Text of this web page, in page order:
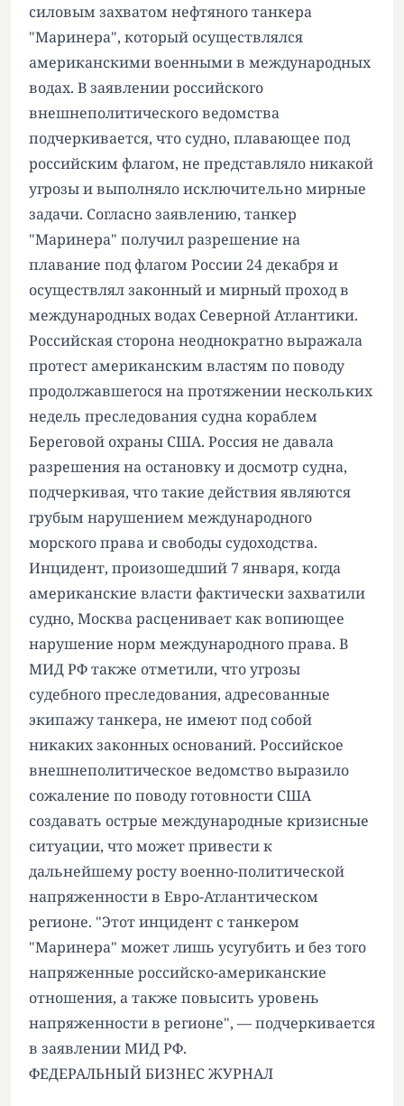
силовым захватом нефтяного танкера
"Маринера", который осуществлялся
американскими военными в международных
водах. В заявлении российского
внешнеполитического ведомства
подчеркивается, что судно, плавающее под
российским флагом, не представляло никакой
угрозы и выполняло исключительно мирные
задачи. Согласно заявлению, танкер
"Маринера" получил разрешение на
плавание под флагом России 24 декабря и
осуществлял законный и мирный проход в
международных водах Северной Атлантики.
Российская сторона неоднократно выражала
протест американским властям по поводу
продолжавшегося на протяжении нескольких
недель преследования судна кораблем
Береговой охраны США. Россия не давала
разрешения на остановку и досмотр судна,
подчеркивая, что такие действия являются
грубым нарушением международного
морского права и свободы судоходства.
Инцидент, произошедший 7 января, когда
американские власти фактически захватили
судно, Москва расценивает как вопиющее
нарушение норм международного права. В
МИД РФ также отметили, что угрозы
судебного преследования, адресованные
экипажу танкера, не имеют под собой
никаких законных оснований. Российское
внешнеполитическое ведомство выразило
сожаление по поводу готовности США
создавать острые международные кризисные
ситуации, что может привести к
дальнейшему росту военно-политической
напряженности в Евро-Атлантическом
регионе. "Этот инцидент с танкером
"Маринера" может лишь усугубить и без того
напряженные российско-американские
отношения, а также повысить уровень
напряженности в регионе", — подчеркивается
в заявлении МИД РФ.
ФЕДЕРАЛЬНЫЙ БИЗНЕС ЖУРНАЛ